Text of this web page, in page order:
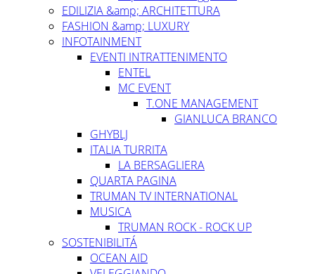
EDILIZIA &amp; ARCHITETTURA
FASHION &amp; LUXURY
INFOTAINMENT
EVENTI INTRATTENIMENTO
ENTEL
MC EVENT
T.ONE MANAGEMENT
GIANLUCA BRANCO
GHYBLJ
ITALIA TURRITA
LA BERSAGLIERA
QUARTA PAGINA
TRUMAN TV INTERNATIONAL
MUSICA
TRUMAN ROCK - ROCK UP
SOSTENIBILITÁ
OCEAN AID